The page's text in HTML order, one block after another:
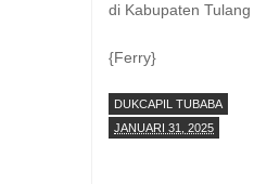
di Kabupaten Tulang
{Ferry}
DUKCAPIL TUBABA
JANUARI 31, 2025